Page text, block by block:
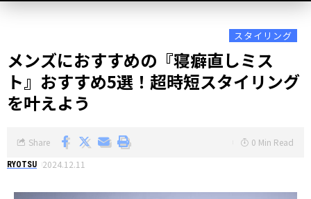
スタイリング
メンズにおすすめの『寝癖直しミス
ト』おすすめ5選！超時短スタイリング
を叶えよう
RYOTSU 2024.12.11
Share 0 Min Read